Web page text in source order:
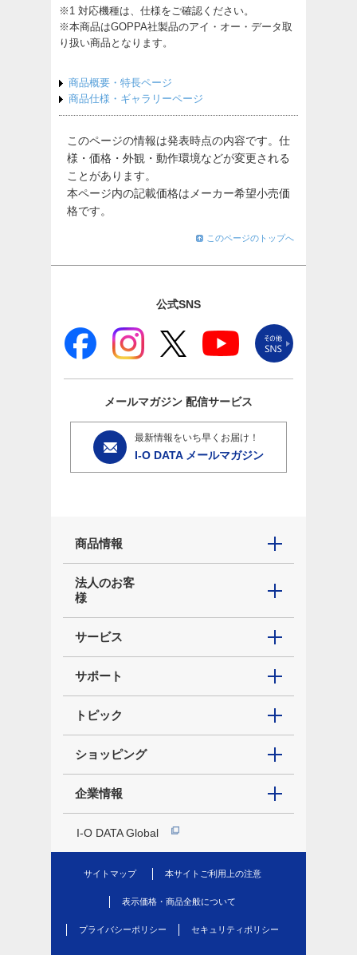
※1 対応機種は、仕様をご確認ください。
※本商品はGOPPA社製品のアイ・オー・データ取
り扱い商品となります。
商品概要・特長ページ
商品仕様・ギャラリーページ
このページの情報は発表時点の内容です。仕
様・価格・外観・動作環境などが変更される
ことがあります。
本ページ内の記載価格はメーカー希望小売価
格です。
このページのトップへ
公式SNS
メールマガジン 配信サービス
最新情報をいち早くお届け！
I-O DATA メールマガジン
商品情報
法人のお客
様
サービス
サポート
トピック
ショッピング
企業情報
I-O DATA Global
サイトマップ 本サイトご利用上の注意
表示価格・商品全般について
プライバシーポリシー セキュリティポリシー